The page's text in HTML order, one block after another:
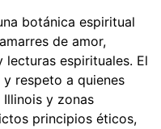
botánica espiritual
de amor,
espirituales. El
respeto a quienes
y zonas
principios éticos,